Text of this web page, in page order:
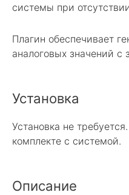
системы при
Плагин обеспечивает
аналоговых значений с
Установка
Установка не
комплекте с системой.
Описание